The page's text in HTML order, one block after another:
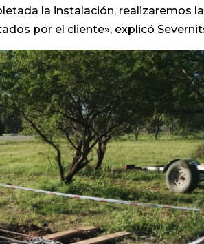
la instalación, realizaremos
por el cliente», explicó